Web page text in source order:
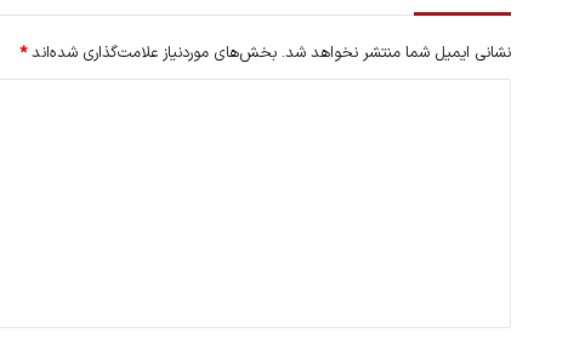
نشانی ایمیل شما منتشر نخواهد شد. بخش‌های موردنیاز علامت‌گذاری شده‌اند*